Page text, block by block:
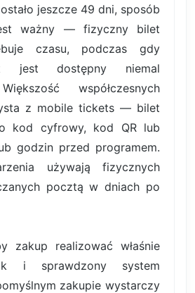
jeszcze 49 dni, sposób
ważny — fizyczny bilet
czasu, podczas gdy
jest dostępny niemal
współczesnych
z mobile tickets — bilet
kod cyfrowy, kod QR lub
godzin przed programem.
używają fizycznych
pocztą w dniach po
zakup realizować właśnie
i sprawdzony system
zakupie wystarczy